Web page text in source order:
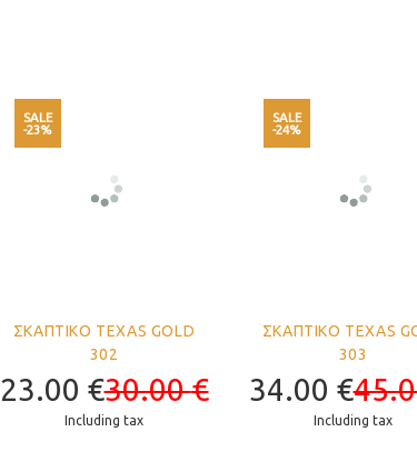
SALE
-23%
ΣΚΑΠΤΙΚΟ TEXAS GOLD
302
23.00 €30.00€
Including tax
SALE
-24%
ΣΚΑΠΤΙΚΟ TEXAS
303
34.00 €
Including tax